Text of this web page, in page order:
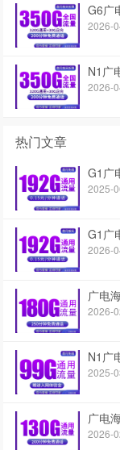
G6广
2026-
N1广
2026-
热门文章
G1广
2025-
G1广
2026-
广电
2026-
N1广
2025-
广电
2026-